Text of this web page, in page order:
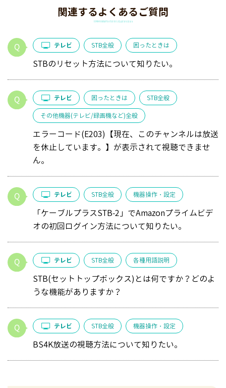
関連するよくあるご質問
テレビ STB全般 困ったときは
STBのリセット方法について知りたい。
テレビ 困ったときは STB全般
その他機器(テレビ/録画機など)全般
エラーコード(E203)【現在、このチャンネルは放送
を休止しています。】が表示されて視聴できませ
ん。
テレビ STB全般 機器操作・設定
「ケーブルプラスSTB-2」でAmazonプライムビデ
オの初回ログイン方法について知りたい。
テレビ STB全般 各種用語説明
STB(セットトップボックス)とは何ですか？どのよ
うな機能がありますか？
テレビ STB全般 機器操作・設定
BS4K放送の視聴方法について知りたい。